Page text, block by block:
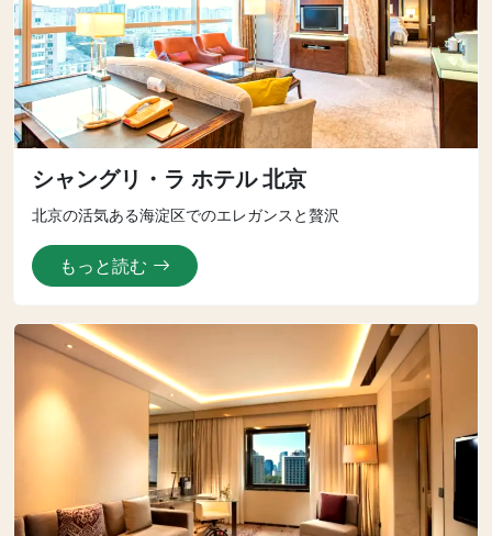
シャングリ・ラ ホテル 北京
北京の活気ある海淀区でのエレガンスと贅沢
もっと読む